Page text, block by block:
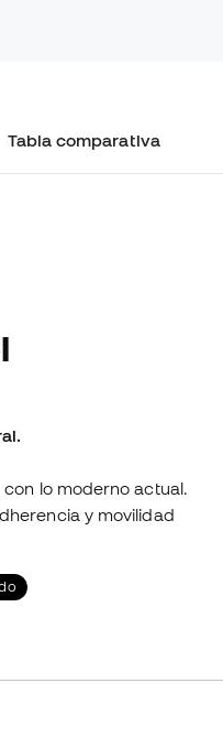
Tabla comparativa
lo moderno actual.
y movilidad